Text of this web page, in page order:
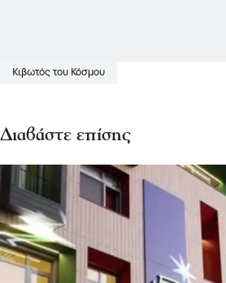
Κιβωτός του Κόσμου
Διαβάστε επίσης